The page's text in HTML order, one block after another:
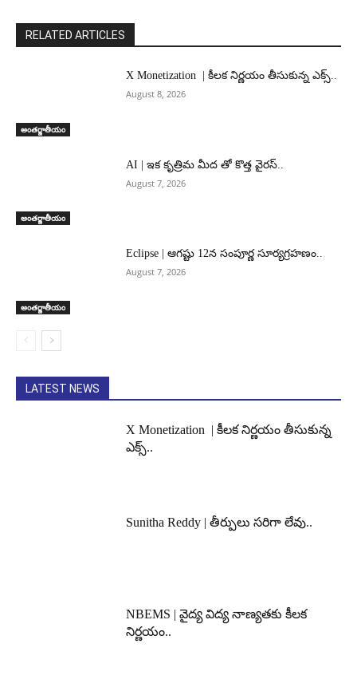
RELATED ARTICLES
అంతర్జాతీయం
X Monetization | కీలక నిర్ణయం తీసుకున్న ఎక్స్..
August 8, 2026
అంతర్జాతీయం
AI | ఇక కృత్రిమ మీద తో కొత్త వైరస్..
August 7, 2026
అంతర్జాతీయం
Eclipse | ఆగష్టు 12న సంపూర్ణ సూర్యగ్రహణం..
August 7, 2026
LATEST NEWS
X Monetization | కీలక నిర్ణయం తీసుకున్న
ఎక్స్..
Sunitha Reddy | తీర్పులు సరిగా లేవు..
NBEMS | వైద్య విద్య నాణ్యతకు కీలక
నిర్ణయం..